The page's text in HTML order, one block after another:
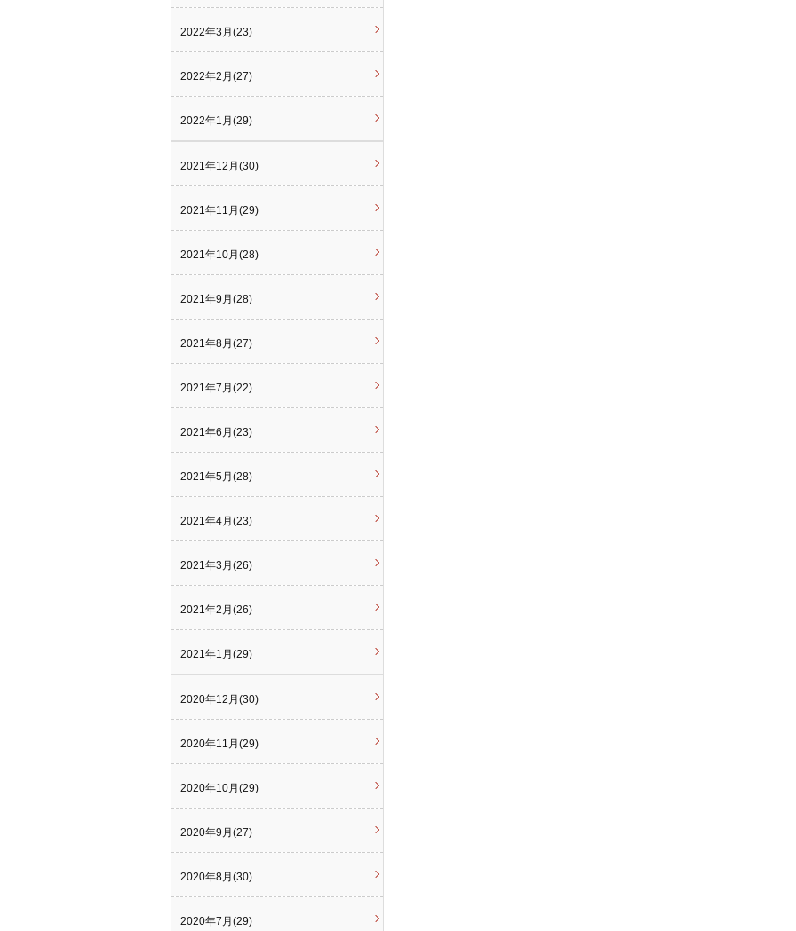
2022年3月(23)
2022年2月(27)
2022年1月(29)
2021年12月(30)
2021年11月(29)
2021年10月(28)
2021年9月(28)
2021年8月(27)
2021年7月(22)
2021年6月(23)
2021年5月(28)
2021年4月(23)
2021年3月(26)
2021年2月(26)
2021年1月(29)
2020年12月(30)
2020年11月(29)
2020年10月(29)
2020年9月(27)
2020年8月(30)
2020年7月(29)